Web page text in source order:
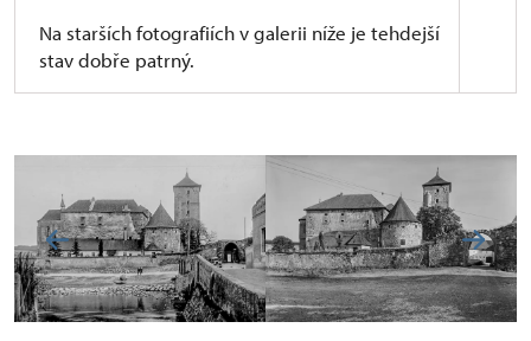
Na starších fotografiích v galerii níže je tehdejší
stav dobře patrný.
ve druhém patře severního paláce, obnova však
nedokončena. Byly otevřeny okenní otvory s velmi
zachovalými gotickými ostěními, jež byla doplňována
nalezenými příčníky a stojinami na původní šestidílné
členění.“
Dále průzkum zmiňuje stav sálu o 20 let později: